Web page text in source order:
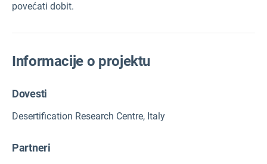
povećati dobit.
Informacije o projektu
Dovesti
Desertification Research Centre, Italy
Partneri